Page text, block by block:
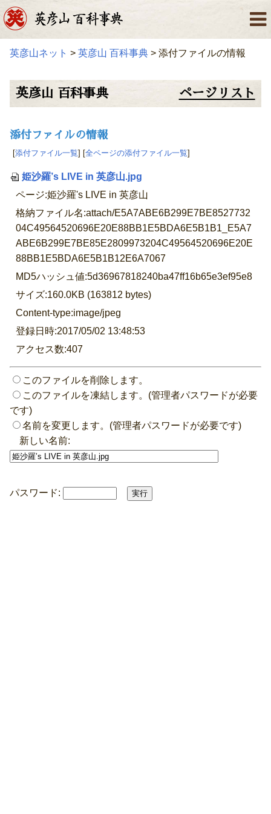
英彦山ネット > 英彦山 百科事典 > 添付ファイルの情報
英彦山 百科事典 ページリスト
添付ファイルの情報
[添付ファイル一覧] [全ページの添付ファイル一覧]
姫沙羅’s LIVE in 英彦山.jpg
ページ:姫沙羅's LIVE in 英彦山
格納ファイル名:attach/E5A7ABE6B299E7BE8527732
04C49564520696E20E88BB1E5BDA6E5B1B1_E5A7
ABE6B299E7BE85E2809973204C49564520696E20E
88BB1E5BDA6E5B1B12E6A7067
MD5ハッシュ値:5d36967818240ba47ff16b65e3ef95e8
サイズ:160.0KB (163812 bytes)
Content-type:image/jpeg
登録日時:2017/05/02 13:48:53
アクセス数:407
このファイルを削除します。
このファイルを凍結します。(管理者パスワードが必要
です)
名前を変更します。(管理者パスワードが必要です)
新しい名前:
パスワード: